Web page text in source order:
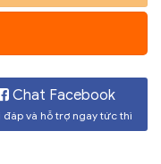
Chat Facebook
đáp và hỗ trợ ngay tức thì